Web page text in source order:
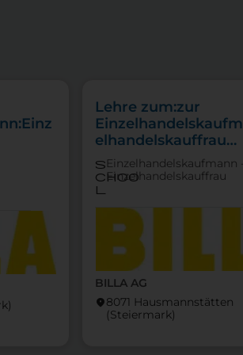
BILLA AG
location_on8071 Hausmannstätten
(Steier­mark)
Lehre zum:zur
elhandelskauffrau
Schwerpunkt
s
choo
l
Einzelhandelskaufmann -
Einzelhandelskauffrau